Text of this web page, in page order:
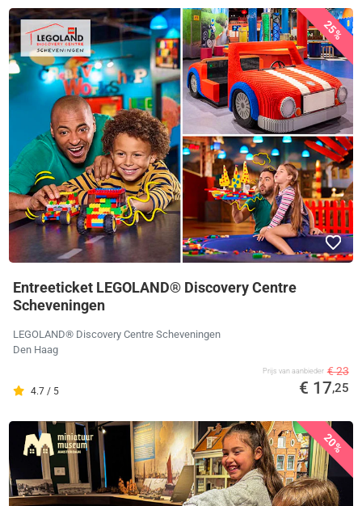
25%
Entreeticket LEGOLAND® Discovery Centre
Scheveningen
LEGOLAND® Discovery Centre Scheveningen
Den Haag
4.7 / 5
Prijs van aanbieder € 23
€ 17,25
20%